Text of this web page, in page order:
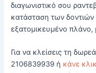
διαγωνιστικό σου
κατάσταση των
εξατομικευμένο πλάνο,
Για να κλείσεις τη
2106839939 ή κάνε